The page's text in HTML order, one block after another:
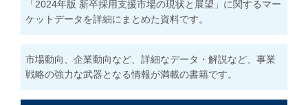
「2024年版 新卒採用支援市場の現状と展望」に関するマー
ケットデータを詳細にまとめた資料です。
市場動向、企業動向など、詳細なデータ・解説など、事業
戦略の強力な武器となる情報が満載の書籍です。